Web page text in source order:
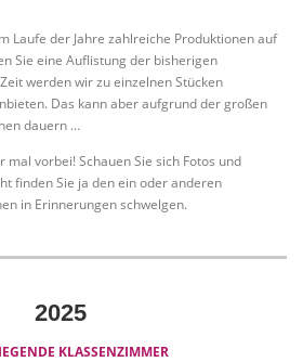
Laufe der Jahre zahlreiche Produktionen auf
Sie eine Auflistung der bisherigen
werden wir zu einzelnen Stücken
Das kann aber aufgrund der großen
dauern …
mal vorbei! Schauen Sie sich Fotos und
finden Sie ja den ein oder anderen
in Erinnerungen schwelgen.
2025
KLASSENZIMMER